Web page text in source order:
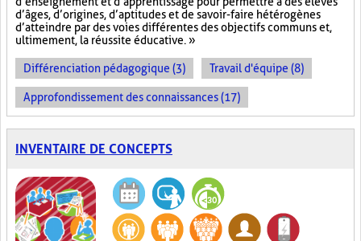
d’âges, d’origines, d’aptitudes et de savoir-faire hétérogènes
d’atteindre par des voies différentes des objectifs communs et,
ultimement, la réussite éducative. »
Différenciation pédagogique (3) Travail d'équipe (8)
Approfondissement des connaissances (17)
INVENTAIRE DE CONCEPTS